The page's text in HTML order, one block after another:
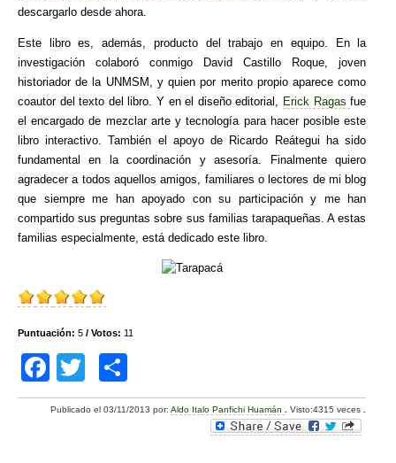
descargarlo desde ahora.
Este libro es, además, producto del trabajo en equipo. En la
investigación colaboró conmigo David Castillo Roque, joven
historiador de la UNMSM, y quien por merito propio aparece como
coautor del texto del libro. Y en el diseño editorial,
Erick Ragasfue
el encargado de mezclar arte y tecnología para hacer posible este
libro interactivo. También el apoyo de Ricardo Reátegui ha sido
fundamental en la coordinación y asesoría. Finalmente quiero
agradecer a todos aquellos amigos, familiares o lectores de mi blog
que siempre me han apoyado con su participación y me han
compartido sus preguntas sobre sus familias tarapaqueñas. A estas
familias especialmente, está dedicado este libro.
Puntuación: 5 / Votos: 11
F
a
wi o
Publicado el03/11/2013 por:Aldo Italo Panfichi Huamán Visto:4315 veces